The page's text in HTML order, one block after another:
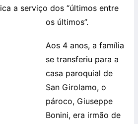
a serviço dos “últimos entre
os últimos”.
Aos 4 anos, a família
se transferiu para a
casa paroquial de
San Girolamo, o
pároco, Giuseppe
Bonini, era irmão de